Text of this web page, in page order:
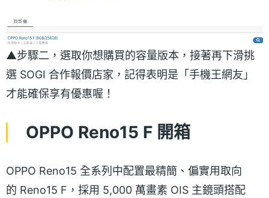
▲步驟二，選取你想購買的容量版本，接著再下滑挑
選 SOGI 合作報價店家，記得表明是「手機王網友」
才能確保享有優惠喔！
OPPO Reno15 F 開箱
OPPO Reno15 全系列中配置最精簡、偏實用取向
的 Reno15 F，採用 5,000 萬畫素 OIS 主鏡頭搭配